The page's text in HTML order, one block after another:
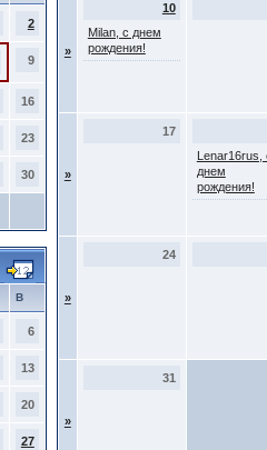
2
9
16
23
30
В
6
13
20
27
»
10
Milan, с днем
рождения!
»
17
Lenar16rus,
днем
рождения!
»
24
»
31